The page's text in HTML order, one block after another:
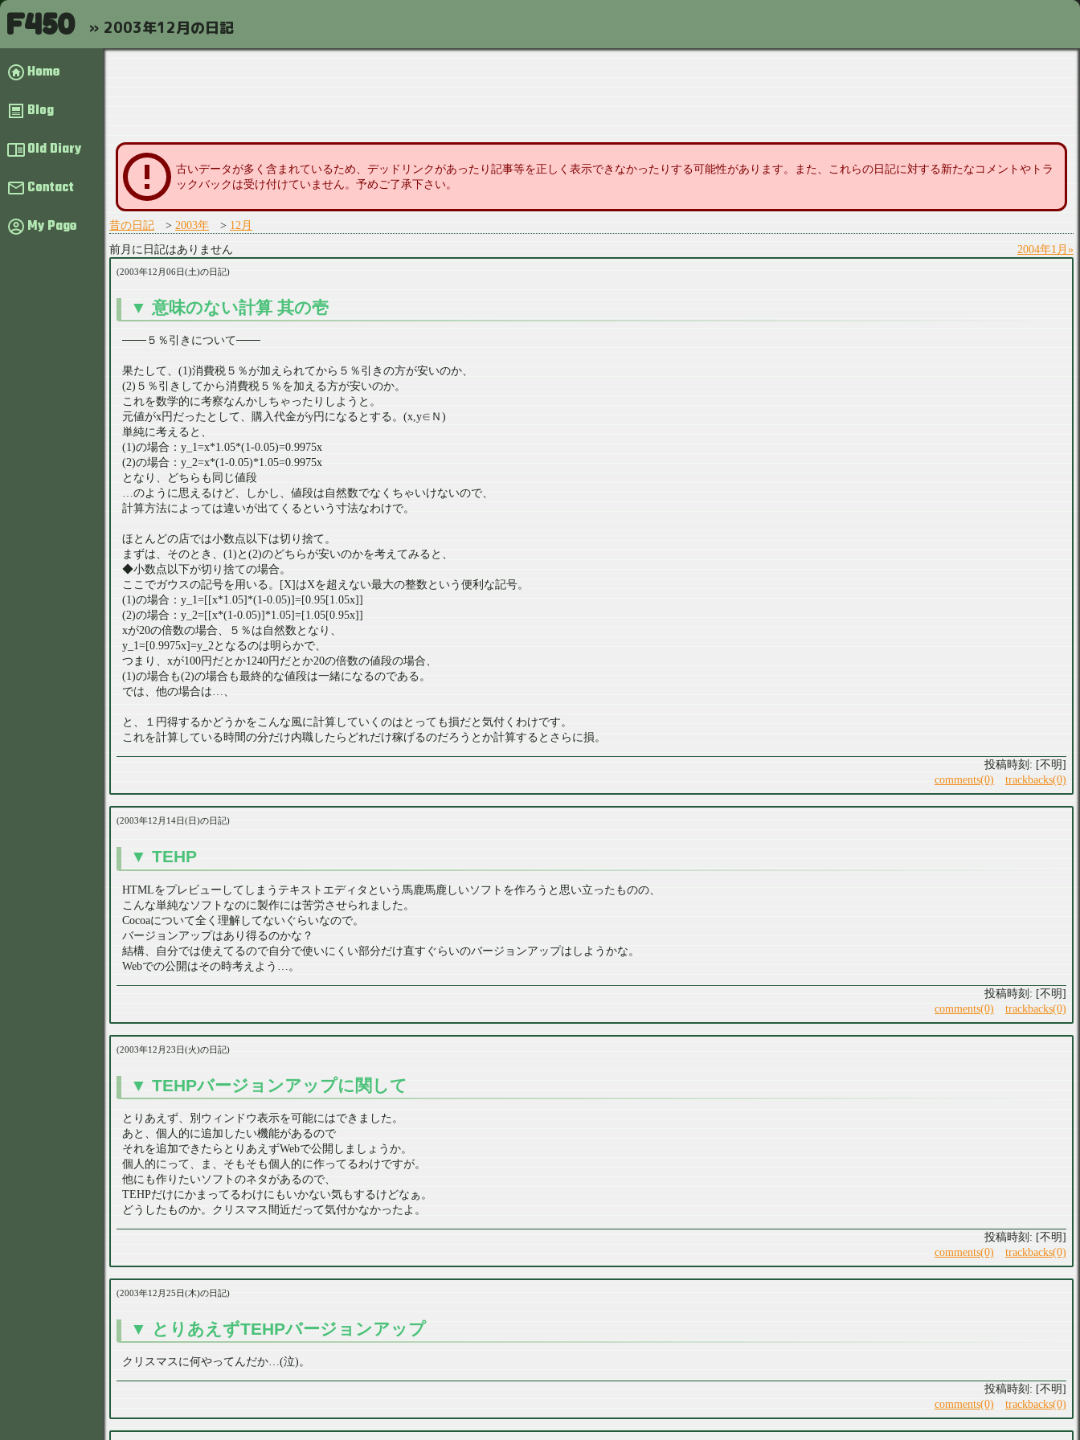
F450 2003年12月の日記
Home
Blog
Old Diary
Contact
My Page
古いデータが多く含まれているため、デッドリンクがあったり記事等を正しく表示できなかったりする可能性があります。また、これらの日記に対する新たなコメントやトラ
ックバックは受け付けていません。予めご了承下さい。
昔の日記 2003年
12月
前月に日記はありません
2004年1月
2003年12月06日(土)の日記
意味のない計算 其の壱
───５％引きについて───
果たして、(1)消費税５％が加えられてから５％引きの方が安いのか、
(2)５％引きしてから消費税５％を加える方が安いのか。
これを数学的に考察なんかしちゃったりしようと。
元値がx円だったとして、購入代金がy円になるとする。(x,y∈Ｎ)
単純に考えると、
(1)の場合：y_1=x*1.05*(1-0.05)=0.9975x
(2)の場合：y_2=x*(1-0.05)*1.05=0.9975x
となり、どちらも同じ値段
…のように思えるけど、しかし、値段は自然数でなくちゃいけないので、
計算方法によっては違いが出てくるという寸法なわけで。
ほとんどの店では小数点以下は切り捨て。
まずは、そのとき、(1)と(2)のどちらが安いのかを考えてみると、
◆小数点以下が切り捨ての場合。
ここでガウスの記号を用いる。[X]はXを超えない最大の整数という便利な記号。
(1)の場合：y_1=[[x*1.05]*(1-0.05)]=[0.95[1.05x]]
(2)の場合：y_2=[[x*(1-0.05)]*1.05]=[1.05[0.95x]]
xが20の倍数の場合、５％は自然数となり、
y_1=[0.9975x]=y_2となるのは明らかで、
つまり、xが100円だとか1240円だとか20の倍数の値段の場合、
(1)の場合も(2)の場合も最終的な値段は一緒になるのである。
では、他の場合は…、
と、１円得するかどうかをこんな風に計算していくのはとっても損だと気付くわけです。
これを計算している時間の分だけ内職したらどれだけ稼げるのだろうとか計算するとさらに損。
[不明]
comments(0)
trackbacks(0)
2003年12月14日(日)の日記
TEHP
HTMLをプレビューしてしまうテキストエディタという馬鹿馬鹿しいソフトを作ろうと思い立ったものの、
こんな単純なソフトなのに製作には苦労させられました。
Cocoaについて全く理解してないぐらいなので。
バージョンアップはあり得るのかな？
結構、自分では使えてるので自分で使いにくい部分だけ直すぐらいのバージョンアップはしようかな。
Webでの公開はその時考えよう…。
[不明]
comments(0)
trackbacks(0)
2003年12月23日(火)の日記
TEHPバージョンアップに関して
とりあえず、別ウィンドウ表示を可能にはできました。
あと、個人的に追加したい機能があるので
それを追加できたらとりあえずWebで公開しましょうか。
個人的にって、ま、そもそも個人的に作ってるわけですが。
他にも作りたいソフトのネタがあるので、
TEHPだけにかまってるわけにもいかない気もするけどなぁ。
どうしたものか。クリスマス間近だって気付かなかったよ。
[不明]
comments(0)
trackbacks(0)
2003年12月25日(木)の日記
とりあえずTEHPバージョンアップ
クリスマスに何やってんだか…(泣)。
[不明]
comments(0)
trackbacks(0)